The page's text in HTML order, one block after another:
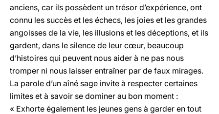
anciens, car ils possèdent un trésor d’expérience, ont
connu les succès et les échecs, les joies et les grandes
angoisses de la vie, les illusions et les déceptions, et ils
gardent, dans le silence de leur cœur, beaucoup
d’histoires qui peuvent nous aider à ne pas nous
tromper ni nous laisser entraîner par de faux mirages.
La parole d’un aîné sage invite à respecter certaines
limites et à savoir se dominer au bon moment :
« Exhorte également les jeunes gens à garder en tout